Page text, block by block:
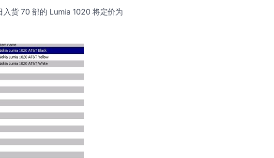
货 70 部的 Lumia 1020 将定价为